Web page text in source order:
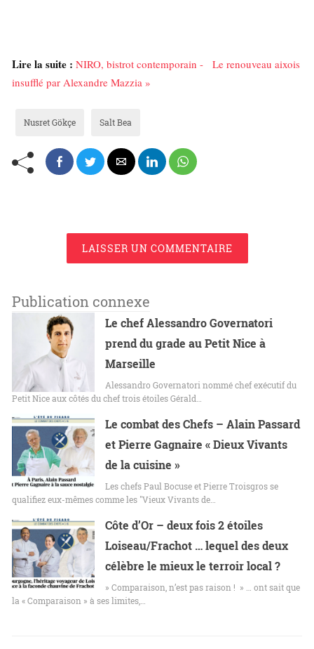
Lire la suite : NIRO, bistrot contemporain - Le renouveau aixois
insufflé par Alexandre Mazzia »
Nusret Gökçe Salt Bea
LAISSER UN COMMENTAIRE
Publication connexe
Le chef Alessandro Governatori
prend du grade au Petit Nice à
Marseille
Alessandro Governatori nommé chef exécutif du
Petit Nice aux côtés du chef trois étoiles Gérald…
Le combat des Chefs – Alain Passard
et Pierre Gagnaire « Dieux Vivants
de la cuisine »
Les chefs Paul Bocuse et Pierre Troisgros se
qualifiez eux-mêmes comme les "Vieux Vivants de…
Côte d’Or – deux fois 2 étoiles
Loiseau/Frachot … lequel des deux
célèbre le mieux le terroir local ?
» Comparaison, n’est pas raison ! » … ont sait que
la « Comparaison » à ses limites,…